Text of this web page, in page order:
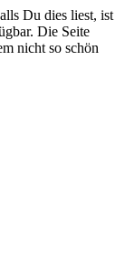
Du dies liest, ist
Die Seite
nicht so schön